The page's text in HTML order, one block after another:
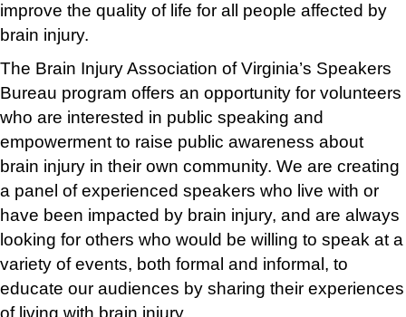
improve the quality of life for all people affected by
brain injury.
The Brain Injury Association of Virginia’s Speakers
Bureau program offers an opportunity for volunteers
who are interested in public speaking and
empowerment to raise public awareness about
brain injury in their own community. We are creating
a panel of experienced speakers who live with or
have been impacted by brain injury, and are always
looking for others who would be willing to speak at a
variety of events, both formal and informal, to
educate our audiences by sharing their experiences
of living with brain injury.